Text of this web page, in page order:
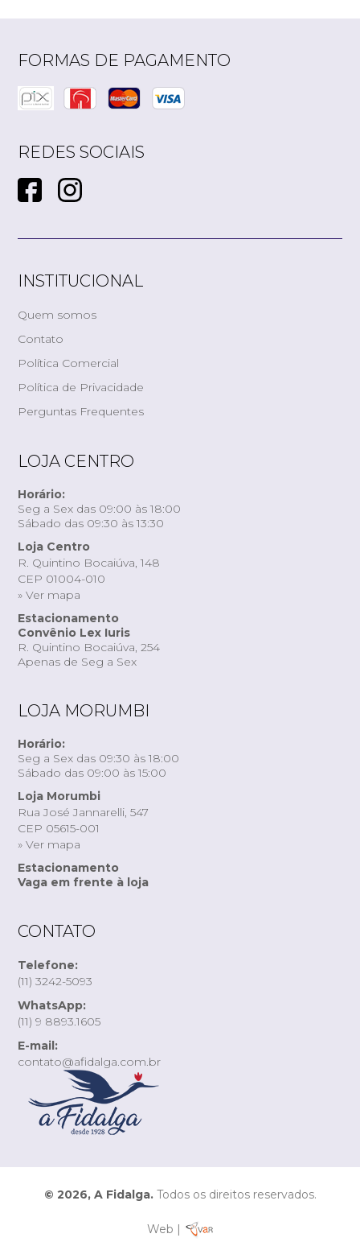
FORMAS DE PAGAMENTO
REDES SOCIAIS
INSTITUCIONAL
Quem somos
Contato
Política Comercial
Política de Privacidade
Perguntas Frequentes
LOJA CENTRO
Horário:
Seg a Sex das 09:00 às 18:00
Sábado das 09:30 às 13:30
Loja Centro
R. Quintino Bocaiúva, 148
CEP 01004-010
» Ver mapa
Estacionamento
Convênio Lex Iuris
R. Quintino Bocaiúva, 254
Apenas de Seg a Sex
LOJA MORUMBI
Horário:
Seg a Sex das 09:30 às 18:00
Sábado das 09:00 às 15:00
Loja Morumbi
Rua José Jannarelli, 547
CEP 05615-001
» Ver mapa
Estacionamento
Vaga em frente à loja
CONTATO
Telefone:
(11) 3242-5093
WhatsApp:
(11) 9 8893.1605
E-mail:
contato@afidalga.com.br
© 2026, A Fidalga.Todos os direitos reservados.
Web |